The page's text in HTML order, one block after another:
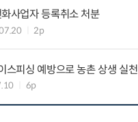
사업자 등록취소 처분
2p
스피싱 예방으로 농촌 상생 실천
6p